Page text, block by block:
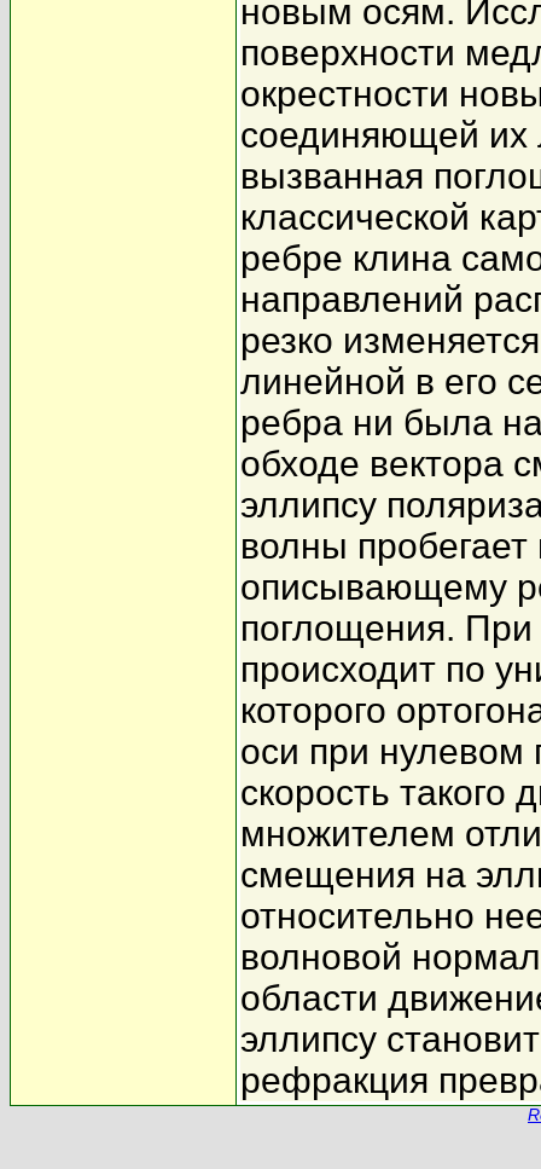
новым осям.
поверхности
окрестности
соединяющей их
вызванная
классической
ребре клина
направлений
резко
линейной в его
ребра ни была
обходе вектора
эллипсу
волны
описывающему
поглощения. При
происходит по
которого
оси при нулевом
скорость
множителем
смещения на
относительно
волновой
области
эллипсу
рефракция